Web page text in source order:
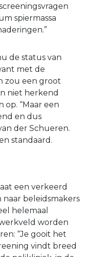
spiermassa
de status van
met de
zou een groot
niet herkend
“Maar een
en dus
der Schueren.
standaard.
een verkeerd
beleidsmakers
helemaal
worden
“Je gooit het
vindt breed